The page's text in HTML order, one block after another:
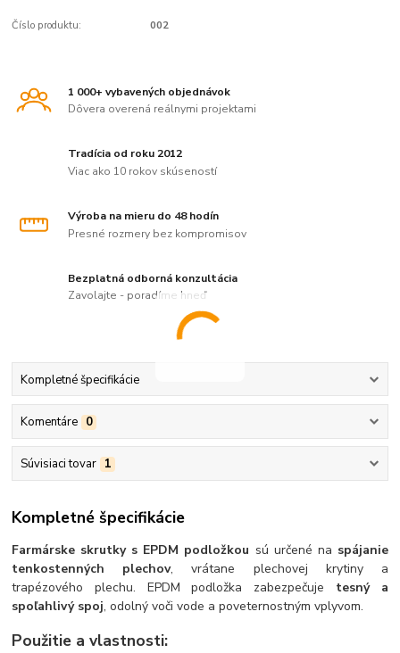
Číslo produktu: 002
1 000+ vybavených objednávok
Dôvera overená reálnymi projektami
Tradícia od roku 2012
Viac ako 10 rokov skúseností
Výroba na mieru do 48 hodín
Presné rozmery bez kompromisov
Bezplatná odborná konzultácia
Zavolajte - poradíme hneď
Kompletné špecifikácie
Komentáre 0
Súvisiaci tovar 1
Kompletné špecifikácie
Farmárske skrutky s EPDM podložkou sú určené na spájanie
tenkostenných plechov, vrátane plechovej krytiny a
trapézového plechu. EPDM podložka zabezpečuje tesný a
spoľahlivý spoj, odolný voči vode a poveternostným vplyvom.
Použitie a vlastnosti: